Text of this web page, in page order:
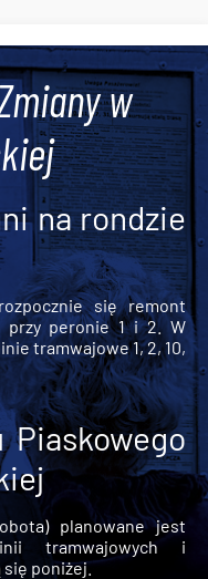
w
na rondzie
się remont
przy peronie 1 i 2. W
tramwajowe 1, 2, 10,
planowane jest
tramwajowych i
się poniżej.